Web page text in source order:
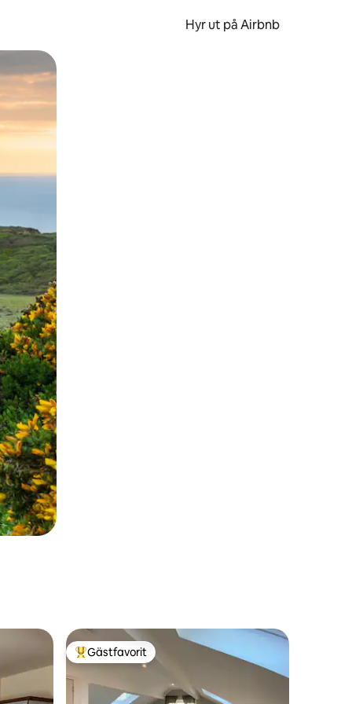
Hyr ut på Airbnb
Populär gästfavorit
Gästfavorit